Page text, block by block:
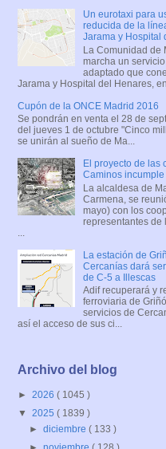
Un eurotaxi para
reducida de la
Jarama y Hospital
La Comunidad de
marcha un
adaptado que
Jarama y Hospital del Henares,
Cupón de la ONCE Madrid 2016
Se pondrán en venta el 28 de
del jueves 1 de octubre "Cinco
se unirán al sueño de Ma...
El proyecto de las
Caminos incumple
La alcaldesa de
Carmena, se
mayo) con los
representantes de
La estación de
Cercanías dará
de C-5 a Illescas
Adif recuperará y
ferroviaria de
servicios de
así el acceso de sus ci...
Archivo del blog
► 2026 ( 1045 )
▼ 2025 ( 1839 )
►diciembre( 133 )